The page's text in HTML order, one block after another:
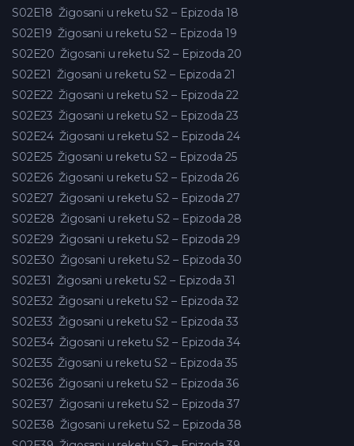
S02E18 Žigosani u reketu S2 – Epizoda 18
S02E19 Žigosani u reketu S2 – Epizoda 19
S02E20 Žigosani u reketu S2 – Epizoda 20
S02E21 Žigosani u reketu S2 – Epizoda 21
S02E22 Žigosani u reketu S2 – Epizoda 22
S02E23 Žigosani u reketu S2 – Epizoda 23
S02E24 Žigosani u reketu S2 – Epizoda 24
S02E25 Žigosani u reketu S2 – Epizoda 25
S02E26 Žigosani u reketu S2 – Epizoda 26
S02E27 Žigosani u reketu S2 – Epizoda 27
S02E28 Žigosani u reketu S2 – Epizoda 28
S02E29 Žigosani u reketu S2 – Epizoda 29
S02E30 Žigosani u reketu S2 – Epizoda 30
S02E31 Žigosani u reketu S2 – Epizoda 31
S02E32 Žigosani u reketu S2 – Epizoda 32
S02E33 Žigosani u reketu S2 – Epizoda 33
S02E34 Žigosani u reketu S2 – Epizoda 34
S02E35 Žigosani u reketu S2 – Epizoda 35
S02E36 Žigosani u reketu S2 – Epizoda 36
S02E37 Žigosani u reketu S2 – Epizoda 37
S02E38 Žigosani u reketu S2 – Epizoda 38